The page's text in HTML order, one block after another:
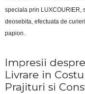
speciala prin LUXCOURIER,
deosebita, efectuata de
papion.
Impresii
Livrare in
Prajituri si